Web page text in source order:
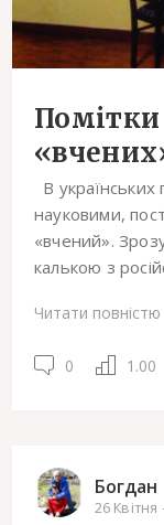
В українських
науковими,
«вчений».
калькою з
Читати повністю
0 1.00
Богдан
26 Квітня